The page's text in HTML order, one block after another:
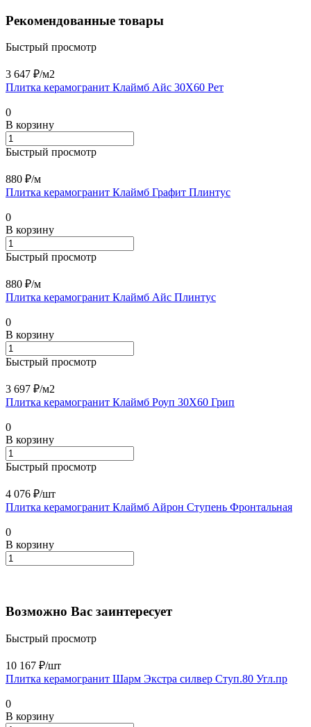
Рекомендованные товары
Быстрый просмотр
3 647 ₽/м2
Плитка керамогранит Клаймб Айс 30X60 Рет
0
В корзину
Быстрый просмотр
880 ₽/м
Плитка керамогранит Клаймб Графит Плинтус
0
В корзину
Быстрый просмотр
880 ₽/м
Плитка керамогранит Клаймб Айс Плинтус
0
В корзину
Быстрый просмотр
3 697 ₽/м2
Плитка керамогранит Клаймб Роуп 30X60 Грип
0
В корзину
Быстрый просмотр
4 076 ₽/шт
Плитка керамогранит Клаймб Айрон Ступень Фронтальная
0
В корзину
Возможно Вас заинтересует
Быстрый просмотр
10 167 ₽/шт
Плитка керамогранит Шарм Экстра силвер Ступ.80 Угл.пр
0
В корзину